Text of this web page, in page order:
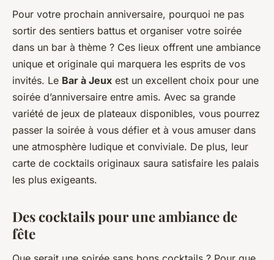
Pour votre prochain anniversaire, pourquoi ne pas
sortir des sentiers battus et organiser votre soirée
dans un bar à thème ? Ces lieux offrent une ambiance
unique et originale qui marquera les esprits de vos
invités. Le Bar à Jeux est un excellent choix pour une
soirée d’anniversaire entre amis. Avec sa grande
variété de jeux de plateaux disponibles, vous pourrez
passer la soirée à vous défier et à vous amuser dans
une atmosphère ludique et conviviale. De plus, leur
carte de cocktails originaux saura satisfaire les palais
les plus exigeants.
Des cocktails pour une ambiance de
fête